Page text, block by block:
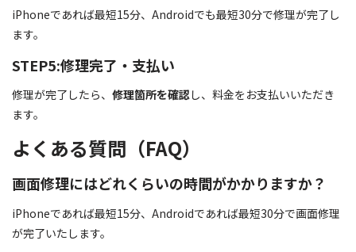
iPhoneであれば最短15分、Androidでも最短30分で修理が完了し
ます。
STEP5:修理完了・支払い
修理が完了したら、 修理箇所を確認し、料金をお支払いいただき
ます。
よくある質問（FAQ）
画面修理にはどれくらいの時間がかかりますか？
iPhoneであれば最短15分、Androidであれば最短30分で画面修理
が完了いたします。